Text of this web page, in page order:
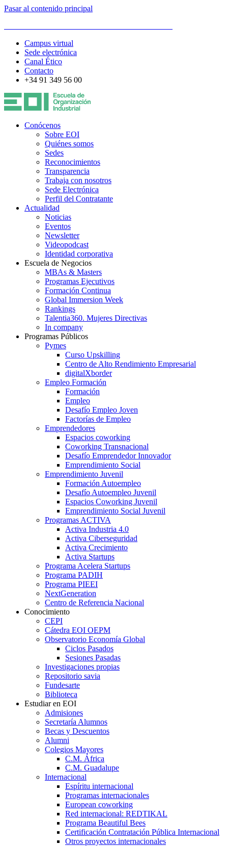
Pasar al contenido principal
Campus virtual
Sede electrónica
Canal Ético
Contacto
+34 91 349 56 00
Conócenos
Sobre EOI
Quiénes somos
Sedes
Reconocimientos
Transparencia
Trabaja con nosotros
Sede Electrónica
Perfil del Contratante
Actualidad
Noticias
Eventos
Newsletter
Videopodcast
Identidad corporativa
Escuela de Negocios
MBAs & Masters
Programas Ejecutivos
Formación Continua
Global Immersion Week
Rankings
Talentia360. Mujeres Directivas
In company
Programas Públicos
Pymes
Curso Upskilling
Centro de Alto Rendimiento Empresarial
digitalXborder
Empleo Formación
Formación
Empleo
Desafío Empleo Joven
Factorías de Empleo
Emprendedores
Espacios coworking
Coworking Transnacional
Desafío Emprendedor Innovador
Emprendimiento Social
Emprendimiento Juvenil
Formación Autoempleo
Desafío Autoempleo Juvenil
Espacios Coworking Juvenil
Emprendimiento Social Juvenil
Programas ACTIVA
Activa Industria 4.0
Activa Ciberseguridad
Activa Crecimiento
Activa Startups
Programa Acelera Startups
Programa PADIH
Programa PIEEI
NextGeneration
Centro de Referencia Nacional
Conocimiento
CEPI
Cátedra EOI OEPM
Observatorio Economía Global
Ciclos Pasados
Sesiones Pasadas
Investigaciones propias
Repositorio savia
Fundesarte
Biblioteca
Estudiar en EOI
Admisiones
Secretaría Alumnos
Becas y Descuentos
Alumni
Colegios Mayores
C.M. África
C.M. Guadalupe
Internacional
Espíritu internacional
Programas internacionales
European coworking
Red internacional: REDTIKAL
Programa Beautiful Bees
Certificación Contratación Pública Internacional
Otros proyectos internacionales